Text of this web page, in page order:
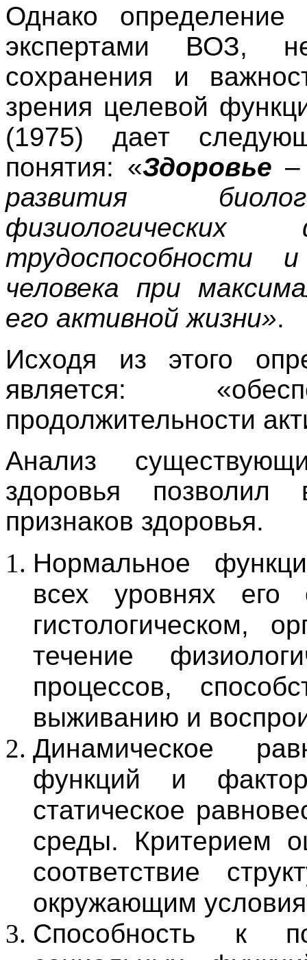
Однако определение
экспертами ВОЗ,
сохранения и
зрения целевой
(1975) дает
понятия: «Здоровье
развития
физиологических
трудоспособности
человека при
его активной жизни».
Исходя из этого
является:
продолжительности
Анализ
здоровья позволил
признаков здоровья.
Нормальное
всех уровнях его
гистологическом,
течение
процессов,
выживанию и
Динамическое
функций и
статическое
среды. Критерием
соответствие
окружающим
Способность к